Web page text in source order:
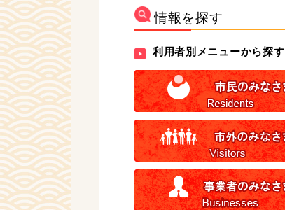
情報を探す
利用者別メニューから探す